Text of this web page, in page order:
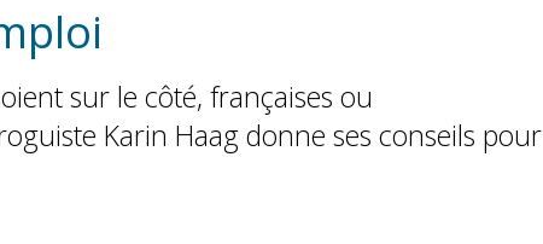
sur le côté, françaises ou
Karin Haag donne ses conseils pour